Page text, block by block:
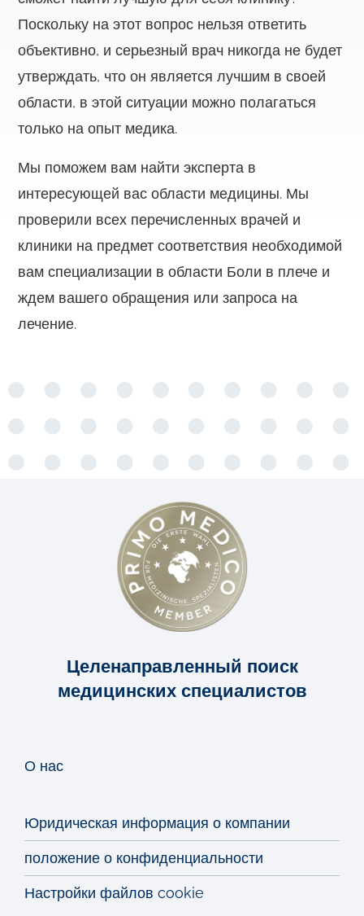
Поскольку на этот вопрос нельзя ответить
объективно, и серьезный врач никогда не будет
утверждать, что он является лучшим в своей
области, в этой ситуации можно полагаться
только на опыт медика.
Мы поможем вам найти эксперта в
интересующей вас области медицины. Мы
проверили всех перечисленных врачей и
клиники на предмет соответствия необходимой
вам специализации в области Боли в плече и
ждем вашего обращения или запроса на
лечение.
Целенаправленный поиск
медицинских специалистов
О нас
Юридическая информация о компании
положение о конфиденциальности
Настройки файлов cookie